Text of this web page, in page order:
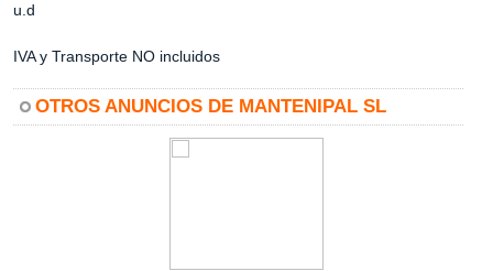
u.d
IVA y Transporte NO incluidos
OTROS ANUNCIOS DE MANTENIPAL SL